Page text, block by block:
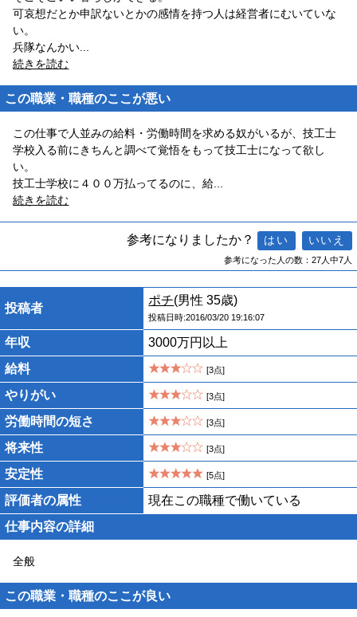
可哀想だとか申訳ないとかの感情を持つ人は経営者にむいていな
い。
兵隊なんかい
続きを読む
この職業・職種のここが悪い
この仕事で人並みの給料・労働時間を求める奴がいるが、技工士
学校入る前にきちんと調べて覚悟をもって技工士になって欲し
い。
技工士学校に４００万払ってるのに、給
続きを読む
参考になりましたか？
参考になった人の数：27人中7人
投稿者
ポチ(男性 35歳)
投稿日時:2016/03/20 19:16:07
年収
3000万円以上
給料
[3点]
やりがい [3点]
労働時間の短さ [3点]
将来性 [3点]
安定性 [5点]
評価者の属性
現在この職種で働いている
仕事内容の詳細
全般
この職業・職種のここが良い